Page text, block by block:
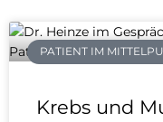
PATIENT IM
Krebs und